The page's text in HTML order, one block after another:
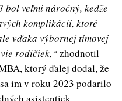
bol veľmi náročný, keďže
komplikácií, ktoré
vďaka výbornej tímovej
rodičiek,“zhodnotil
ktorý ďalej dodal, že
im v roku 2023 podarilo
asistentiek.